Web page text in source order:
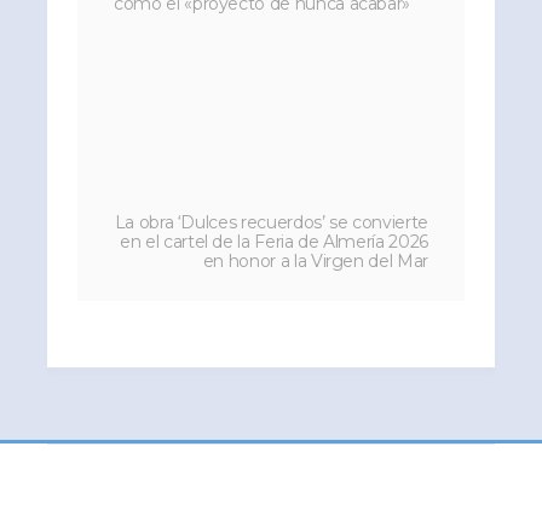
La obra ‘Dulces recuerdos’ se convierte
en el cartel de la Feria de Almería 2026
en honor a la Virgen del Mar